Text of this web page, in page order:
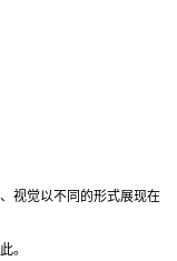
视觉以不同的形式展现在
。